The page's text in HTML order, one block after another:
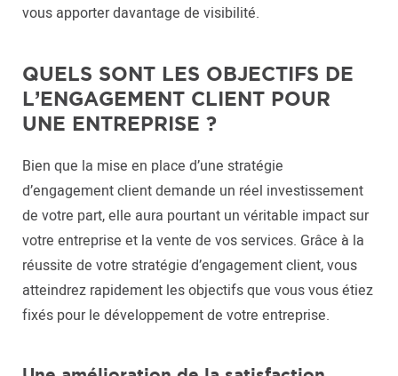
vous apporter davantage de visibilité.
QUELS SONT LES OBJECTIFS DE
L’ENGAGEMENT CLIENT POUR
UNE ENTREPRISE ?
Bien que la mise en place d’une stratégie
d’engagement client demande un réel investissement
de votre part, elle aura pourtant un véritable impact sur
votre entreprise et la vente de vos services. Grâce à la
réussite de votre stratégie d’engagement client, vous
atteindrez rapidement les objectifs que vous vous étiez
fixés pour le développement de votre entreprise.